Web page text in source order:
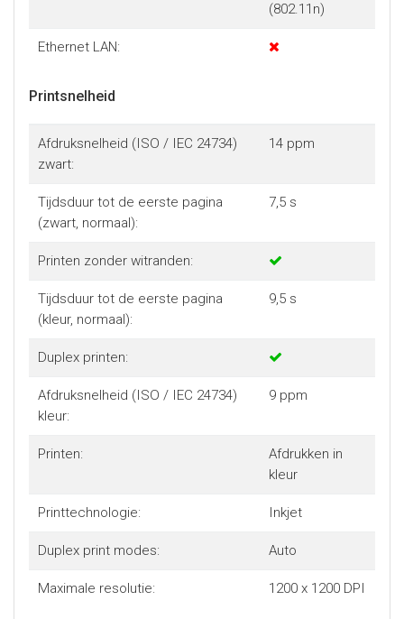
(802.11n)
Ethernet LAN:
Printsnelheid
Afdruksnelheid (ISO / IEC 24734)
zwart:
14 ppm
Tijdsduur tot de eerste pagina
(zwart, normaal):
7,5 s
Printen zonder witranden:
Tijdsduur tot de eerste pagina
(kleur, normaal):
9,5 s
Duplex printen:
Afdruksnelheid (ISO / IEC 24734)
kleur:
9 ppm
Printen:
Afdrukken in
kleur
Printtechnologie: Inkjet
Duplex print modes: Auto
Maximale resolutie: 1200 x 1200 DPI